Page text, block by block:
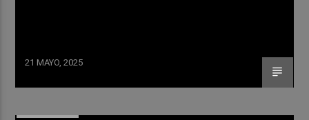
21 MAYO, 2025